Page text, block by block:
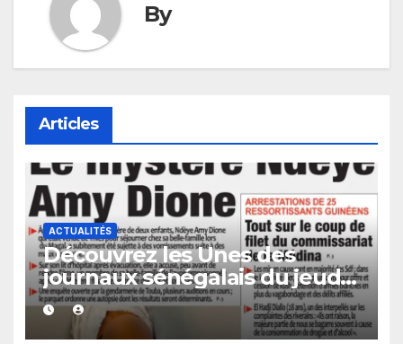
By
Articles
ACTUALITÉS
Découvrez les Unes des
journaux sénégalais du jeudi
06 août 2026